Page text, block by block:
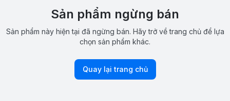
Sản phẩm ngừng bán
Sản phẩm này hiện tại đã ngừng bán. Hãy trở về trang chủ để lựa
chọn sản phẩm khác.
Quay lại trang chủ